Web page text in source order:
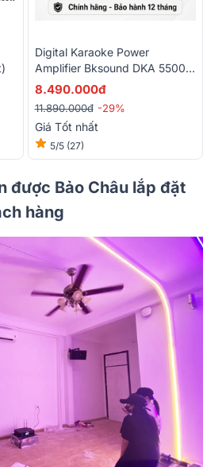
Digital Karaoke Power
Amplifier Bksound DKA 5500
(2 Kênh, 250W, Kèm Micro
8.490.000đ
11.890.000đ -29%
Giá Tốt nhất
5/5 (27)
được Bảo Châu lắp đặt
hàng